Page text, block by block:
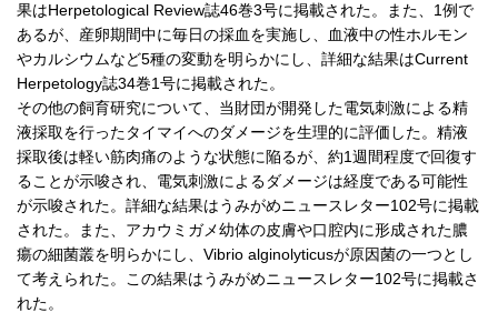
果はHerpetological Review誌46巻3号に掲載された。また、1例で
あるが、産卵期間中に毎日の採血を実施し、血液中の性ホルモン
やカルシウムなど5種の変動を明らかにし、詳細な結果はCurrent
Herpetology誌34巻1号に掲載された。
その他の飼育研究について、当財団が開発した電気刺激による精
液採取を行ったタイマイへのダメージを生理的に評価した。精液
採取後は軽い筋肉痛のような状態に陥るが、約1週間程度で回復す
ることが示唆され、電気刺激によるダメージは経度である可能性
が示唆された。詳細な結果はうみがめニュースレター102号に掲載
された。また、アカウミガメ幼体の皮膚や口腔内に形成された膿
瘍の細菌叢を明らかにし、Vibrio alginolyticusが原因菌の一つとし
て考えられた。この結果はうみがめニュースレター102号に掲載さ
れた。